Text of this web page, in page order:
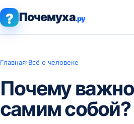
? Почемуха.ру
Главная›Всё о человеке
Почему
самим собой?